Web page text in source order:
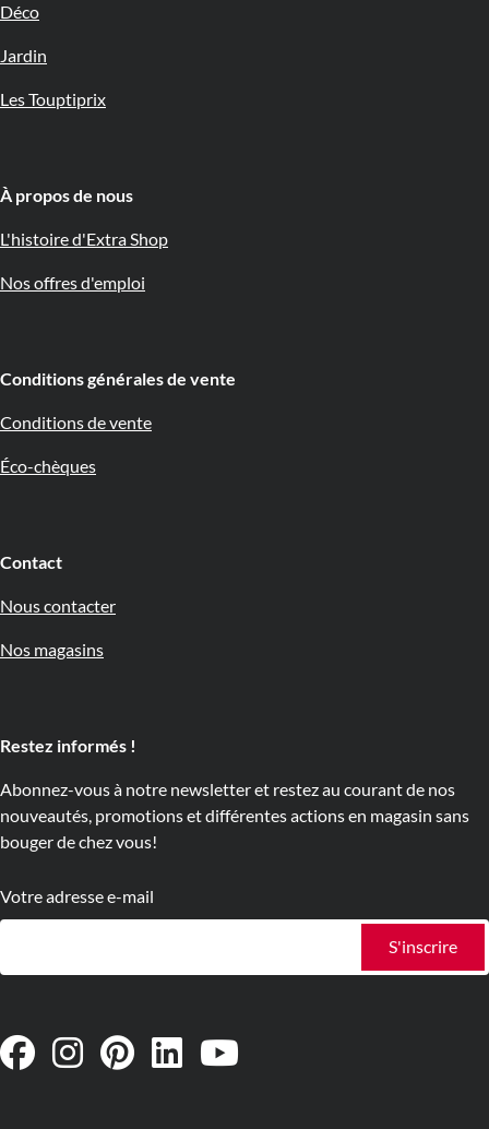
Déco
Jardin
Les Touptiprix
À propos de nous 🇧🇪
L'histoire d'Extra Shop
Nos offres d'emploi
Conditions générales de vente
Conditions de vente
Éco-chèques
Contact
Nous contacter
Nos magasins
Restez informés !
Abonnez-vous à notre newsletter et restez au courant de nos
nouveautés, promotions et différentes actions en magasin sans
bouger de chez vous!
Votre adresse e-mail
S'inscrire